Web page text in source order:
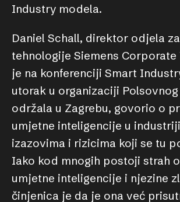
Industry modela.
Daniel Schall, direktor odjela
tehnologije Siemens Corporate
je na konferenciji Smart
utorak u organizaciji
održala u Zagrebu, govorio o
umjetne inteligencije u
izazovima i rizicima koji se tu
Iako kod mnogih postoji strah
umjetne inteligencije i njezine
činjenica je da je ona već